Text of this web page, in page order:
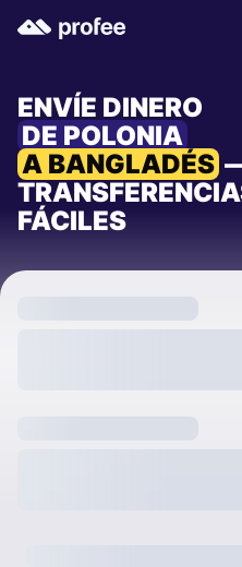
ENVÍE DINERO
DE POLONIA
A BANGLADÉS
FÁCILES